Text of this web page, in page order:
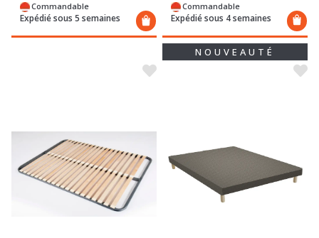
Commandable
Expédié sous 5 semaines
Commandable
Expédié sous 4 semaines
NOUVEAUTÉ